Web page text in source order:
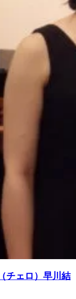
チェロ）早川結